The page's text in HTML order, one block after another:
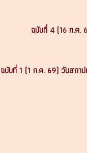
ฉบับที่ 4 (16 ก.ค.
ฉบับที่ 1 (1 ก.ค. 69) วันสถา